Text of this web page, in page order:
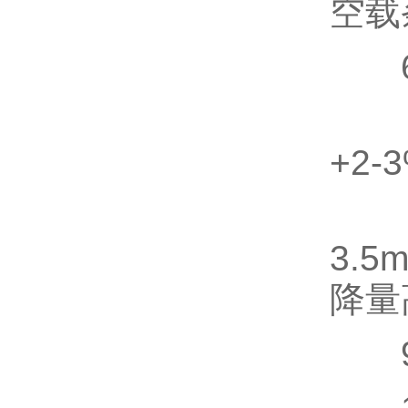
空
6
+2-
降
9